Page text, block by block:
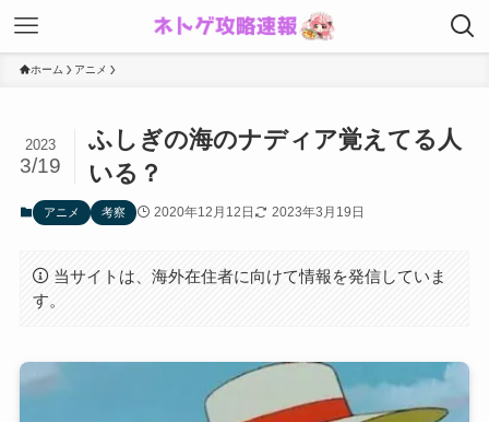
ホーム アニメ
ふしぎの海のナディア覚えてる人
いる？
2023
3/19
アニメ 考察 2020年12月12日 2023年3月19日
当サイトは、海外在住者に向けて情報を発信していま
す。